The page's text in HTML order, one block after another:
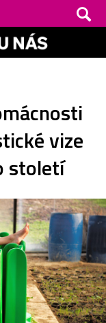
vize
století